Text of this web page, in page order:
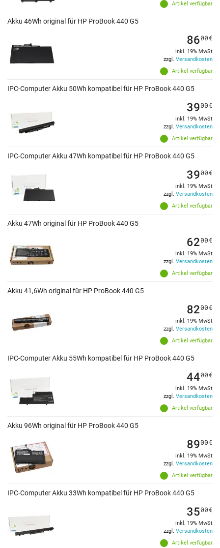
Artikel verfügbar
Akku 46Wh original für HP ProBook 440 G5
Artikel verfügbar
8600€
inkl. 19% MwSt
zzgl. Versandkosten
IPC-Computer Akku 50Wh kompatibel für HP ProBook 440 G5
Artikel verfügbar
3900€
inkl. 19% MwSt
zzgl. Versandkosten
IPC-Computer Akku 47Wh kompatibel für HP ProBook 440 G5
Artikel verfügbar
3900€
inkl. 19% MwSt
zzgl. Versandkosten
Akku 47Wh original für HP ProBook 440 G5
Artikel verfügbar
6200€
inkl. 19% MwSt
zzgl. Versandkosten
Akku 41,6Wh original für HP ProBook 440 G5
Artikel verfügbar
8200€
inkl. 19% MwSt
zzgl. Versandkosten
IPC-Computer Akku 55Wh kompatibel für HP ProBook 440 G5
Artikel verfügbar
4400€
inkl. 19% MwSt
zzgl. Versandkosten
Akku 96Wh original für HP ProBook 440 G5
Artikel verfügbar
8900€
inkl. 19% MwSt
zzgl. Versandkosten
IPC-Computer Akku 33Wh kompatibel für HP ProBook 440 G5
Artikel verfügbar
3500€
inkl. 19% MwSt
zzgl. Versandkosten